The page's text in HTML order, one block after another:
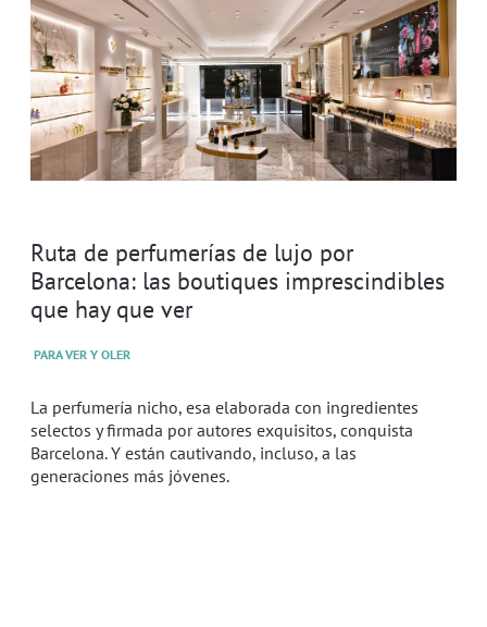
Ruta de perfumerías de lujo por
Barcelona: las boutiques imprescindibles
que hay que ver
PARA VER Y OLER
La perfumería nicho, esa elaborada con ingredientes
selectos y firmada por autores exquisitos, conquista
Barcelona. Y están cautivando, incluso, a las
generaciones más jóvenes.